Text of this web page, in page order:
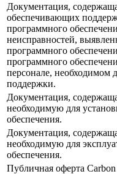
Документация,
обеспечивающих
программного
неисправностей,
программного
программного
персонале, необходимом
поддержки.
Документация,
необходимую для
обеспечения.
Документация,
необходимую для
обеспечения.
Публичная оферта